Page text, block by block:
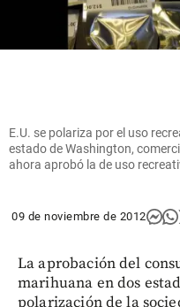
E.U. se polariza por el uso
estado de Washington,
ahora aprobó la de uso
09 de noviembre de 2012
La aprobación del
marihuana en dos
polarización de la